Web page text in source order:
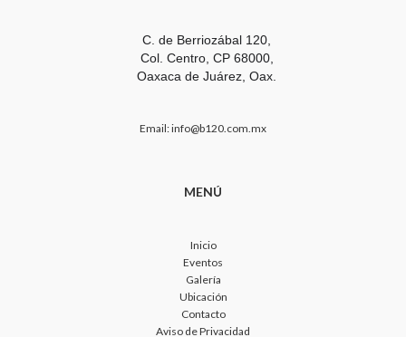
C. de Berriozábal 120,
Col. Centro, CP 68000,
Oaxaca de Juárez, Oax.
Email: info@b120.com.mx
MENÚ
Inicio
Eventos
Galería
Ubicación
Contacto
Aviso de Privacidad